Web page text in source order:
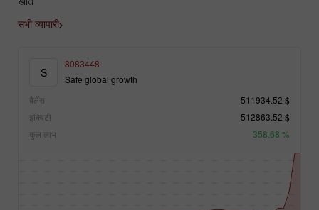
सभी व्यापारी
S
8083448
Safe global growth
बैलेंस
511934.52 $
इक्विटी
512863.52 $
कुल लाभ
358.68 %